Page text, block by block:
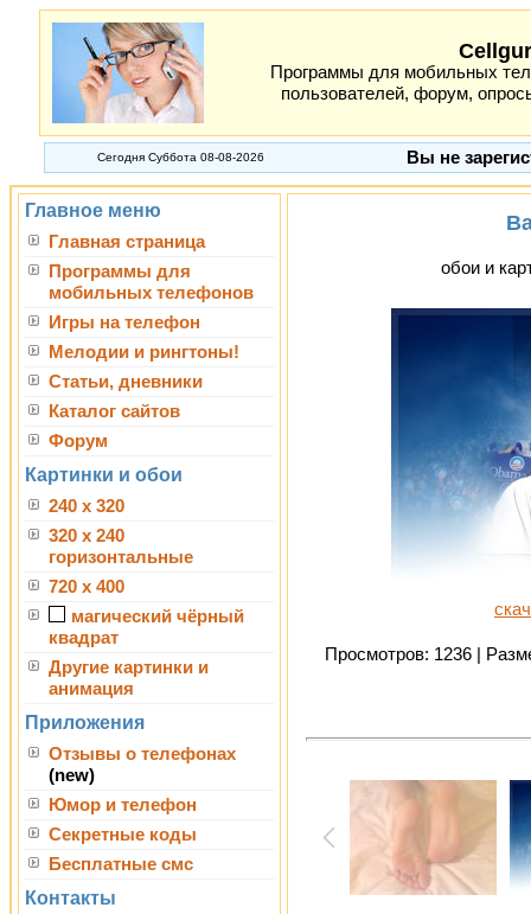
Программы для мобильных
пользователей, форум,
Сегодня Суббота 08-08-2026 Вы не
Главное меню
Главная страница
Программы для
мобильных телефонов
Игры на телефон
Мелодии и рингтоны!
Статьи, дневники
Каталог сайтов
Форум
Картинки и обои
240 x 320
320 x 240
горизонтальные
720 x 400
магический чёрный
квадрат
Другие картинки и
анимация
Приложения
Отзывы о телефонах
(new)
Юмор и телефон
Секретные коды
Бесплатные смс
Контакты
обои и
Просмотров: 1236 |